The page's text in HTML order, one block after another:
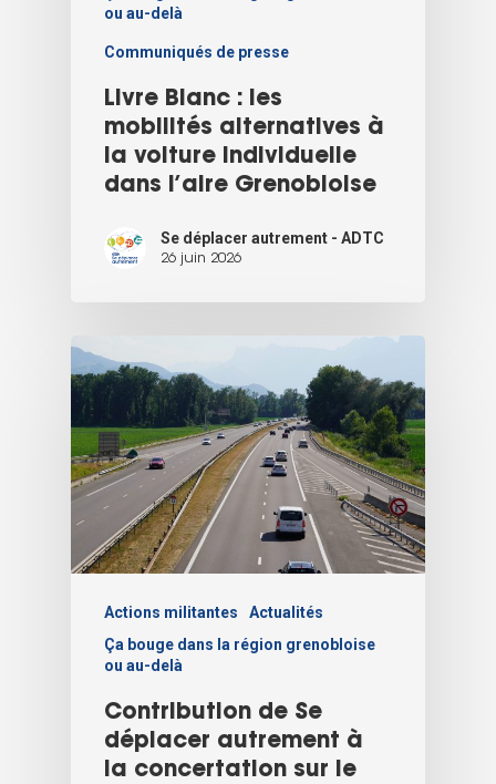
ou au-delà
Communiqués de presse
Livre Blanc : les
mobilités alternatives à
la voiture individuelle
dans l’aire Grenobloise
Se déplacer autrement - ADTC
26 juin 2026
Actions militantes
Actualités
Ça bouge dans la région grenobloise
ou au-delà
Contribution de Se
déplacer autrement à
la concertation sur le